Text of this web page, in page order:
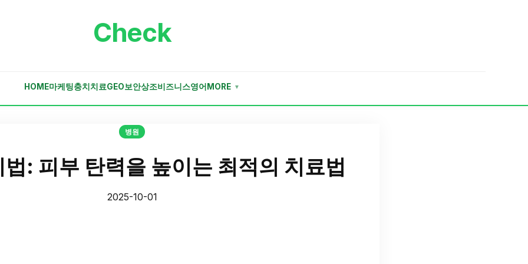
Check
HOME마케팅충치치료GEO보안상조비즈니스영어 MORE ▼
병원
: 피부 탄력을 높이는 최적의 치료법
2025-10-01